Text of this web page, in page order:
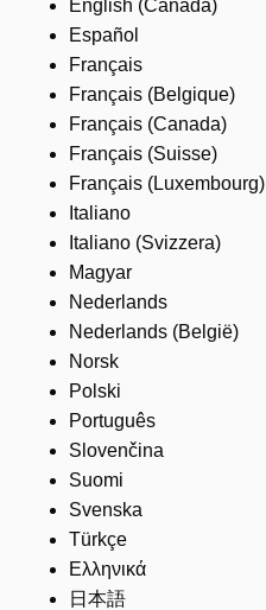
English (Canada)
Español
Français
Français (Belgique)
Français (Canada)
Français (Suisse)
Français (Luxembourg)
Italiano
Italiano (Svizzera)
Magyar
Nederlands
Nederlands (België)
Norsk
Polski
Português
Slovenčina
Suomi
Svenska
Türkçe
Ελληνικά
日本語